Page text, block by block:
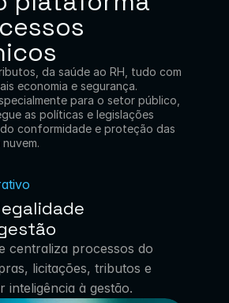
da saúde ao RH, tudo com
economia e segurança.
para o setor público,
as políticas e legislações
conformidade e proteção das
centraliza processos do
licitações, tributos e
inteligência à gestão.